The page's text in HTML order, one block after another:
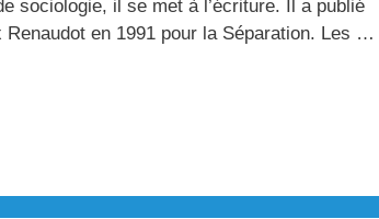
sociologie, il se met à l’écriture. Il a publié
en 1991 pour la Séparation. Les …